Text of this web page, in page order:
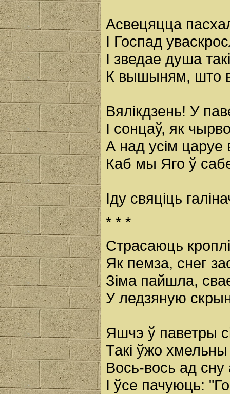
Асвецяцца
І Госпад
І зведае душа
К вышыням, што
Вялікдзень! У
І сонцаў, як
А над усім царуе
Каб мы Яго ў
Іду свяціць
* * *
Страсаюць
Як пемза, снег
Зіма пайшла,
У ледзяную
Яшчэ ў паветры
Такі ўжо хмельны
Вось-вось ад сну
І ўсе пачуюць: